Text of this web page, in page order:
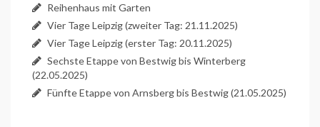
Reihenhaus mit Garten
Vier Tage Leipzig (zweiter Tag: 21.11.2025)
Vier Tage Leipzig (erster Tag: 20.11.2025)
Sechste Etappe von Bestwig bis Winterberg
(22.05.2025)
Fünfte Etappe von Arnsberg bis Bestwig (21.05.2025)